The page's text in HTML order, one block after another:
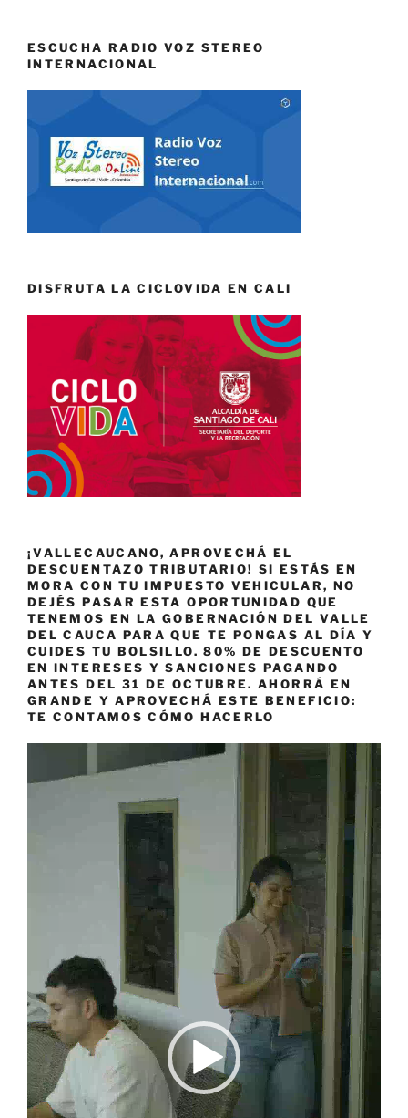
ESCUCHA RADIO VOZ STEREO
INTERNACIONAL
DISFRUTA LA CICLOVIDA EN CALI
¡VALLECAUCANO, APROVECHÁ EL
DESCUENTAZO TRIBUTARIO! SI ESTÁS EN
MORA CON TU IMPUESTO VEHICULAR, NO
DEJÉS PASAR ESTA OPORTUNIDAD QUE
TENEMOS EN LA GOBERNACIÓN DEL VALLE
DEL CAUCA PARA QUE TE PONGAS AL DÍA Y
CUIDES TU BOLSILLO. 80% DE DESCUENTO
EN INTERESES Y SANCIONES PAGANDO
ANTES DEL 31 DE OCTUBRE. AHORRÁ EN
GRANDE Y APROVECHÁ ESTE BENEFICIO:
TE CONTAMOS CÓMO HACERLO